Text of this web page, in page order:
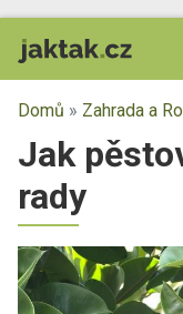
Domů » Zahrada a
Jak
rady